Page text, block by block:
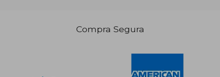
Compra Segura